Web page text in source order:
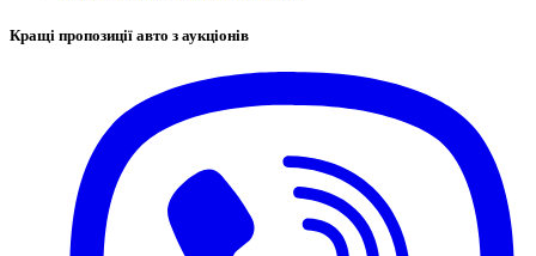
Кращі пропозиції авто з аукціонів